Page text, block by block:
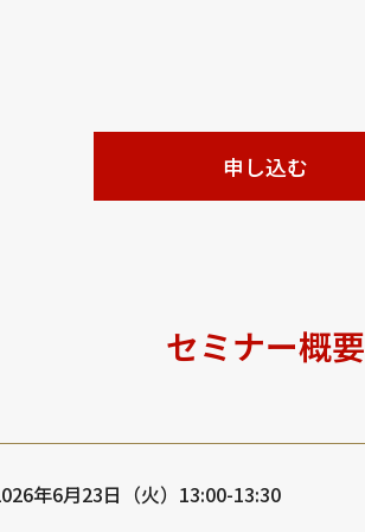
申し込む
セミナー概要
年6月23日（火）13:00-13:30